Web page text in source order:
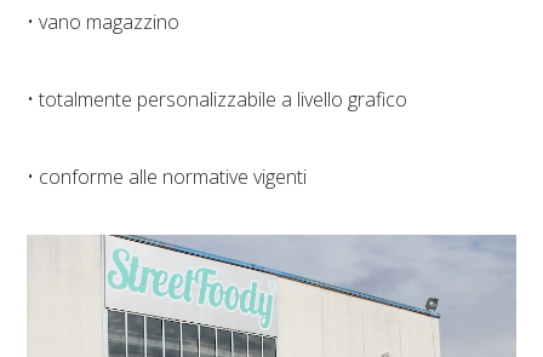
• vano magazzino
• totalmente personalizzabile a livello grafico
• conforme alle normative vigenti